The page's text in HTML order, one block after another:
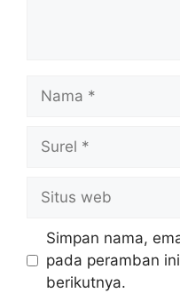
Nama
Surel
Situs
web
Simpan nama,
pada peramban
berikutnya.